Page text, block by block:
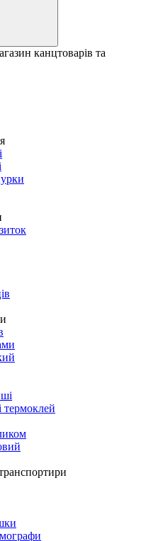
канцтоварів та
термоклей